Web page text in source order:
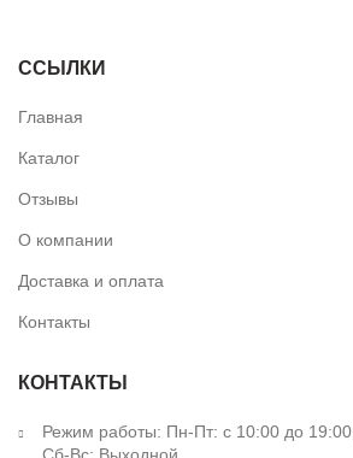
ССЫЛКИ
Главная
Каталог
Отзывы
О компании
Доставка и оплата
Контакты
КОНТАКТЫ
Режим работы: Пн-Пт: с 10:00 до 19:00,